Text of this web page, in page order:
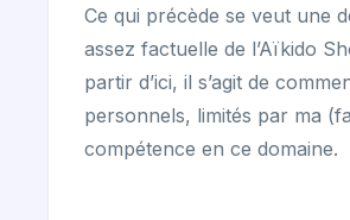
Ce qui précède se veut une
assez factuelle de l’Aïkido
partir d’ici, il s’agit de
personnels, limités par ma
compétence en ce domaine.